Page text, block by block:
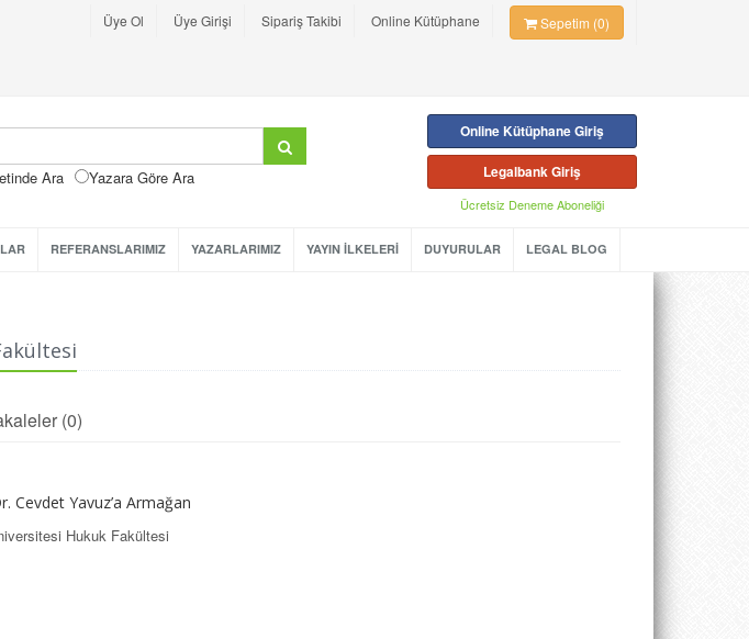
Üye Ol Üye Girişi Sipariş Takibi Online Kütüphane Sepetim (0)
Ara
Yazara Göre Ara
Online Kütüphane Giriş
Legalbank Giriş
Ücretsiz Deneme Aboneliği
REFERANSLARIMIZ YAZARLARIMIZ YAYIN İLKELERİ DUYURULAR LEGAL BLOG
(0)
Cevdet Yavuz’a Armağan
Hukuk Fakültesi